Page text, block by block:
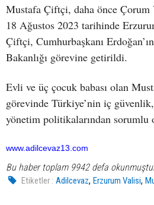
Mustafa Çiftçi, daha önce
18 Ağustos 2023 tarihinde
Çiftçi, Cumhurbaşkanı
Bakanlığı görevine getirildi.
Evli ve üç çocuk babası olan
görevinde Türkiye’nin iç
yönetim politikalarından sorumlu
www.adilcevaz13.com
Bu haber toplam 9942 defa
Etiketler : Adilcevaz,Erzurum Valisi,